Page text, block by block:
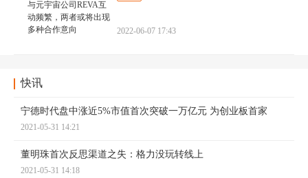
2022-06-07 17:43
快讯
宁德时代盘中涨近5%市值首次突破一万亿元 为创业板首家
2021-05-31 14:21
董明珠首次反思渠道之失：格力没玩转线上
2021-05-31 14:18